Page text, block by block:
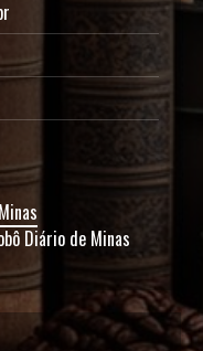
Diário de Minas